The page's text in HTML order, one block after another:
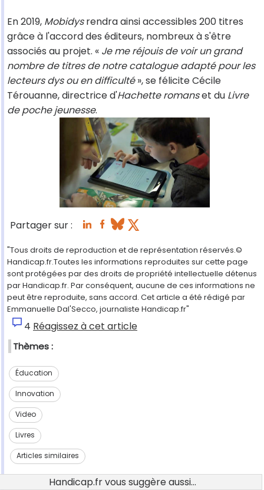
En 2019, Mobidysrendra ainsi accessibles 200 titres
grâce à l'accord des éditeurs, nombreux à s'être
associés au projet. « Je me réjouis de voir un grand
nombre de titres de notre catalogue adapté pour les
lecteurs dys ou en difficulté», se félicite Cécile
Térouanne, directrice d'Hachette romanset du Livre
de poche jeunesse.
Partager sur :
"Tous droits de reproduction et de représentation réservés.©
Handicap.fr.Toutes les informations reproduites sur cette page
sont protégées par des droits de propriété intellectuelle détenus
par Handicap.fr. Par conséquent, aucune de ces informations ne
peut être reproduite, sans accord. Cet article a été rédigé par
Emmanuelle Dal'Secco, journaliste Handicap.fr"
4 Réagissez à cet article
Thèmes :
Éducation
Innovation
Video
Livres
Articles similaires
Handicap.fr vous suggère aussi...